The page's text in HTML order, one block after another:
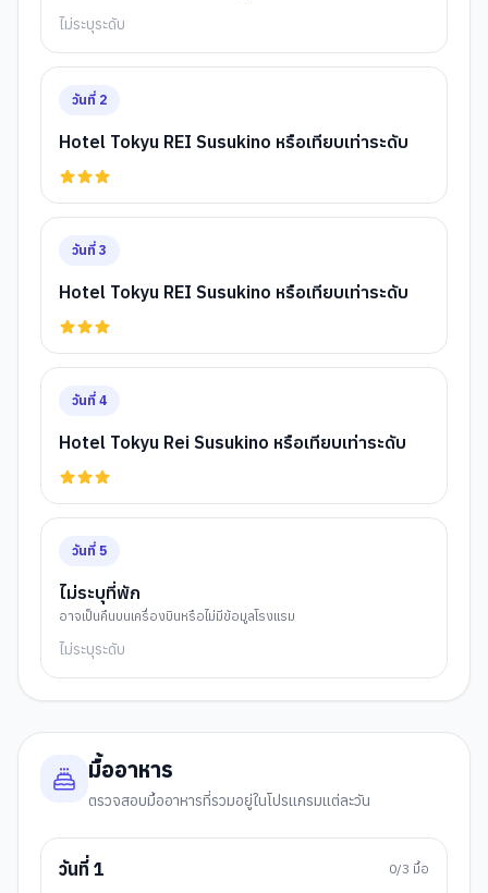
ไม่ระบุระดับ
วันที่ 2
Hotel Tokyu REI Susukino หรือเทียบเท่าระดับ
วันที่ 3
Hotel Tokyu REI Susukino หรือเทียบเท่าระดับ
วันที่ 4
Hotel Tokyu Rei Susukino หรือเทียบเท่าระดับ
วันที่ 5
ไม่ระบุที่พัก
อาจเป็นคืนบนเครื่องบินหรือไม่มีข้อมูลโรงแรม
ไม่ระบุระดับ
มื้ออาหาร
ตรวจสอบมื้ออาหารที่รวมอยู่ในโปรแกรมแต่ละวัน
วันที่ 1 0/3 มื้อ